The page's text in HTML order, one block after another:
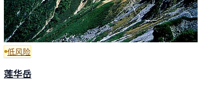
低风险
莲华岳